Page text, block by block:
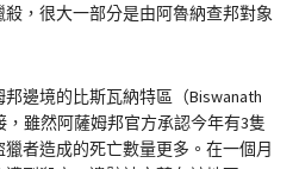
，很大一部分是由阿魯納查邦對象
邊境的比斯瓦納特區（Biswanath
雖然阿薩姆邦官方承認今年有3隻
者造成的死亡數量更多。在一個月